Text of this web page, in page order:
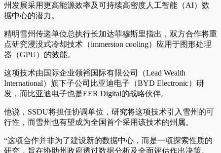
州发展采用更高能源效率及可持续高密度人工智能（AI）数
据中心的潜力。
精明雪州传递单位总执行长加达菲穆斯里指出，双方合作将重
点研究浸没式冷却技术（immersion cooling）应用于图形处理
器（GPU）的效能。
这项技术由国际企业领裕国际有限公司（Lead Wealth
International）旗下子公司比亚迪电子（BYD Electronic）研
发，而比亚迪电子也是EER Digital的战略伙伴。
他说，SSDU将担任协调单位，研究将这项技术引入雪州的可
行性，而雪州也有望成为全国首个采用该技术的州属。
“这项合作并非为了建设新的数据中心，而是一项探索性质的
研究，旨在协助州政府透过数据分析及全面评估作出决策。